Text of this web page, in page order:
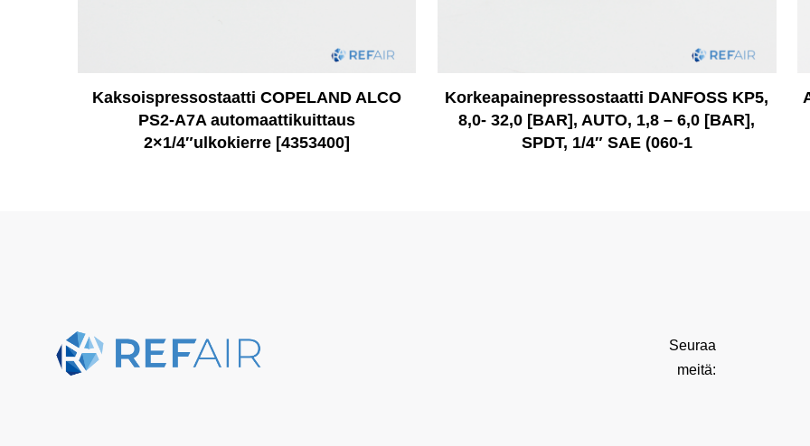
Kaksoispressostaatti COPELAND ALCO
PS2-A7A automaattikuittaus
2×1/4″ulkokierre [4353400]
Korkeapainepressostaatti DANFOSS KP5,
8,0- 32,0 [BAR], AUTO, 1,8 – 6,0 [BAR],
SPDT, 1/4″ SAE (060-1
Seuraa
meitä: